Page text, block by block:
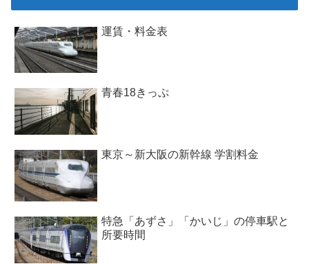
運賃・料金表
青春18きっぷ
東京～新大阪の新幹線 学割料金
特急「あずさ」「かいじ」の停車駅と
所要時間